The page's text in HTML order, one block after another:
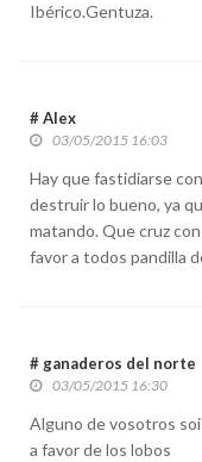
Ibérico.Gentuza.
# Alex
03/05/2015 16:03
Hay que fastidiarse
destruir lo bueno, ya
matando. Que cruz
favor a todos pandilla
# ganaderos del norte
03/05/2015 16:30
Alguno de vosotros
a favor de los lobos